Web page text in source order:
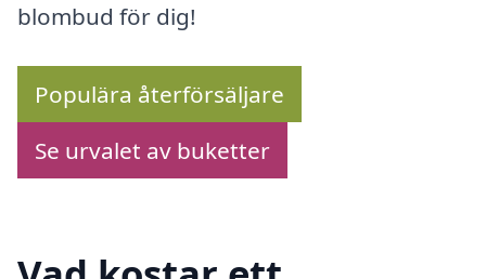
blombud för dig!
Populära återförsäljare
Se urvalet av buketter